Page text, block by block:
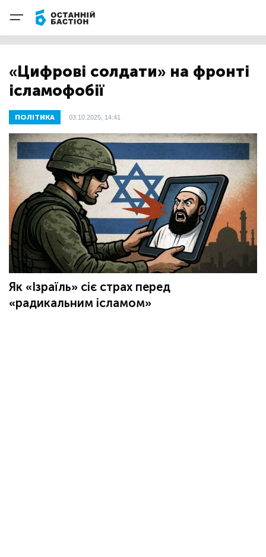
«Цифрові солдати» на фронті
ісламофобії
ПОЛІТИКА 03.10.2025, 14:41
Як «Ізраїль» сіє страх перед
«радикальним ісламом»